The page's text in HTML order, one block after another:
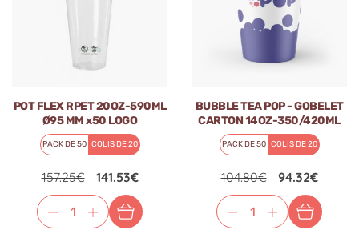
POT FLEX RPET 20OZ-590ML
Ø95 MM x50 LOGO
REGLEMENTAIRE FRANCAIS
PACK DE 50 COLIS DE 20
157.25€ 141.53€
BUBBLE TEA POP - GOBELET
CARTON 14OZ-350/420ML
Ø90MM x50
PACK DE 50 COLIS DE 20
104.80€ 94.32€